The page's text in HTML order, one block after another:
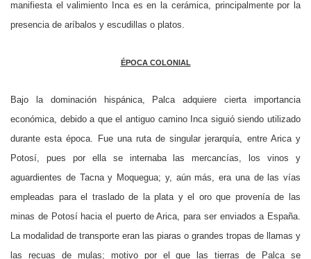
manifiesta el valimiento Inca es en la cerámica, principalmente por la
presencia de aríbalos y escudillas o platos.
ÉPOCA COLONIAL
Bajo la dominación hispánica, Palca adquiere cierta importancia
económica, debido a que el antiguo camino Inca siguió siendo utilizado
durante esta época. Fue una ruta de singular jerarquía, entre Arica y
Potosí, pues por ella se internaba las mercancías, los vinos y
aguardientes de Tacna y Moquegua; y, aún más, era una de las vías
empleadas para el traslado de la plata y el oro que provenía de las
minas de Potosí hacia el puerto de Arica, para ser enviados a España.
La modalidad de transporte eran las piaras o grandes tropas de llamas y
las recuas de mulas; motivo por el que las tierras de Palca se